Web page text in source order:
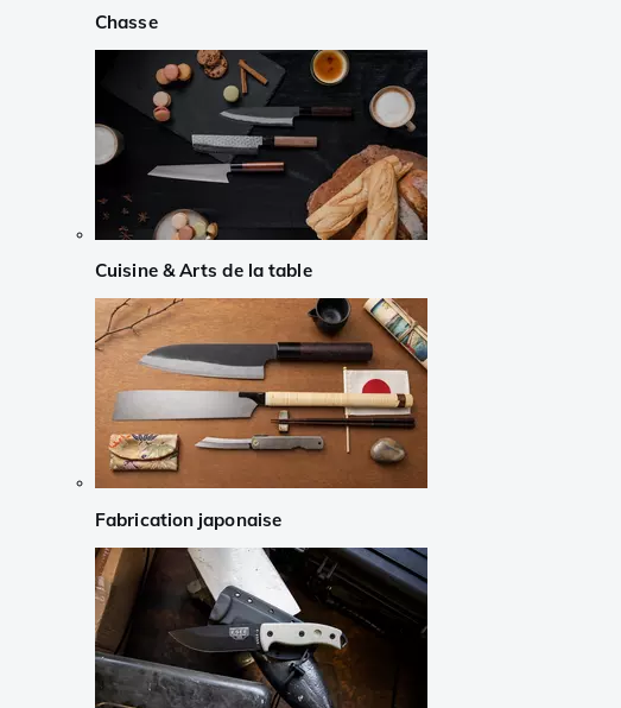
Chasse
Cuisine & Arts de la table
Fabrication japonaise